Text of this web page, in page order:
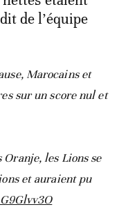
de l’équipe
Marocains et
sur un score nul et
les Lions se
et auraient pu